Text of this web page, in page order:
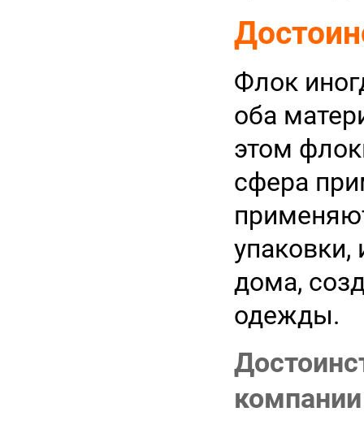
Флок
оба
этом
сфера
упаковки,
дома,
одежды.